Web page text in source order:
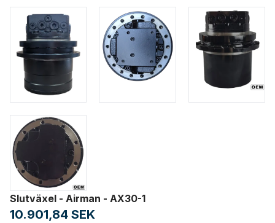
Slutväxel - Airman - AX30-1
10.901,84 SEK